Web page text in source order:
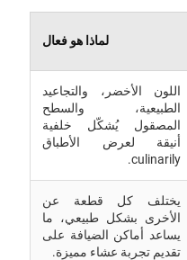
لماذا هو فعال
اللون الأخضر، والتجاعيد
الطبيعية، والسطح
المصقول يُشكّل خلفية
أنيقة لعرض الأطباق
culinarily.
يختلف كل قطعة عن
الأخرى بشكل طبيعي، ما
يساعد أماكن الضيافة على
تقديم تجربة عشاء مميزة.